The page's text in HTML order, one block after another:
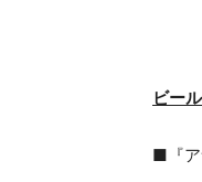
ビー
■『ア